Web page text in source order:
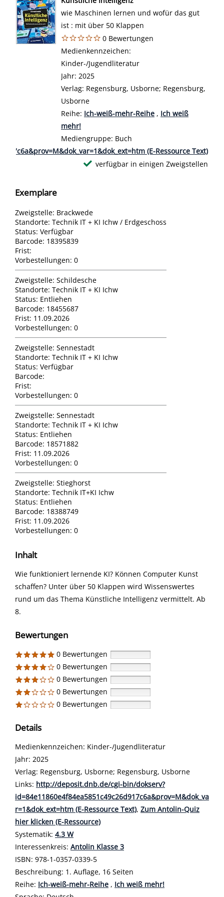
wie Maschinen lernen und wofür das gut
ist : mit über 50 Klappen
0 Bewertungen
Suche nach diesem Verfasser
Medienkennzeichen:
Kinder-/Jugendliteratur
Jahr: 2025
Verlag: Regensburg, Usborne; Regensburg,
Usborne
Reihe: Ich-weiß-mehr-Reihe , Ich weiß
mehr!
Mediengruppe: Buch
(E-Ressource Text)
verfügbar in einigen Zweigstellen
Exemplare
Zweigstelle: Brackwede
Standorte: Technik IT + KI Ichw / Erdgeschoss
Status: Verfügbar
Barcode: 18395839
Frist:
Vorbestellungen: 0
Zweigstelle: Schildesche
Standorte: Technik IT + KI Ichw
Status: Entliehen
Barcode: 18455687
Frist: 11.09.2026
Vorbestellungen: 0
Zweigstelle: Sennestadt
Standorte: Technik IT + KI Ichw
Status: Verfügbar
Barcode:
Frist:
Vorbestellungen: 0
Zweigstelle: Sennestadt
Standorte: Technik IT + KI Ichw
Status: Entliehen
Barcode: 18571882
Frist: 11.09.2026
Vorbestellungen: 0
Zweigstelle: Stieghorst
Standorte: Technik IT+KI Ichw
Status: Entliehen
Barcode: 18388749
Frist: 11.09.2026
Vorbestellungen: 0
Inhalt
Wie funktioniert lernende KI? Können Computer Kunst
schaffen? Unter über 50 Klappen wird Wissenswertes
rund um das Thema Künstliche Intelligenz vermittelt. Ab
8.
Bewertungen
0 Bewertungen
0 Bewertungen
0 Bewertungen
0 Bewertungen
0 Bewertungen
Details
Suche nach diesem Verfasser
Medienkennzeichen: Kinder-/Jugendliteratur
Jahr: 2025
Verlag: Regensburg, Usborne; Regensburg, Usborne
opens in new tab
Links: Diesen Link in neuem Tab öffnen
http://deposit.dnb.de/cgi-bin/dokserv?
id=84e11860e4f84ea5851c49c26d917c6a&prov=M&dok_va
r=1&dok_ext=htm (E-Ressource Text), Zum Antolin-Quiz
hier klicken (E-Ressource)
Systematik: Suche nach dieser Systematik
4.3 W
Interessenkreis: Suche nach diesem Interessenskreis
Antolin Klasse 3
ISBN: 978-1-0357-0339-5
Beschreibung: 1. Auflage, 16 Seiten
Reihe: Ich-weiß-mehr-Reihe , Ich weiß mehr!